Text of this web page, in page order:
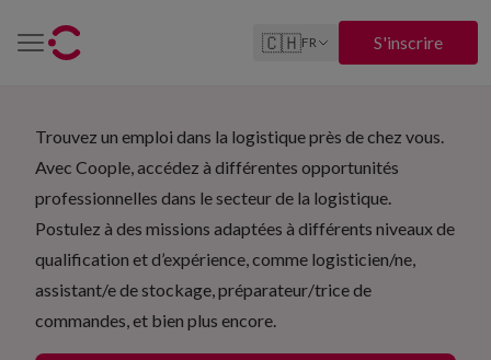
🇨🇭FR S'inscrire
Trouvez un emploi dans la logistique près de chez vous.
Avec Coople, accédez à différentes opportunités
professionnelles dans le secteur de la logistique.
Postulez à des missions adaptées à différents niveaux de
qualification et d’expérience, comme logisticien/ne,
assistant/e de stockage, préparateur/trice de
commandes, et bien plus encore.